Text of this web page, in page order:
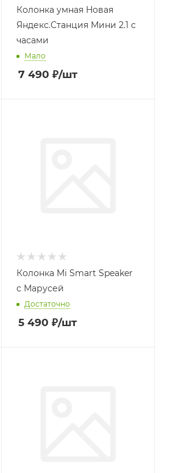
Колонка умная Новая
Яндекс.Станция Мини 2.1 с
часами
Мало
7 490 ₽/шт
Колонка Mi Smart Speaker
с Марусей
Достаточно
5 490 ₽/шт